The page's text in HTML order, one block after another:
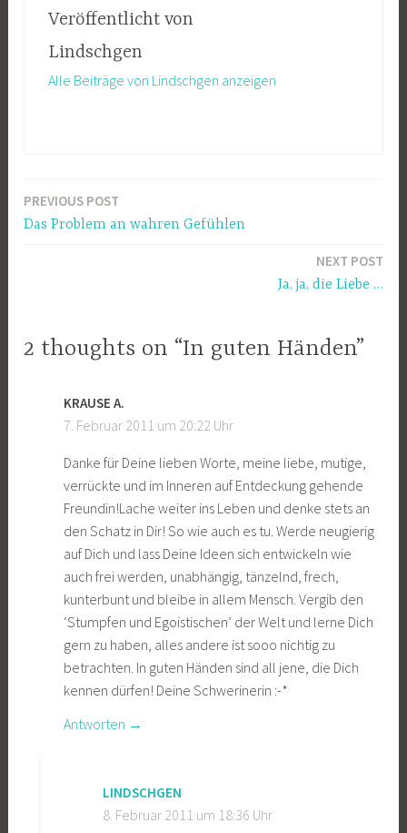
Veröffentlicht von
Lindschgen
Alle Beiträge von Lindschgen anzeigen
Beitragsnavigation
PREVIOUS POST
Das Problem an wahren Gefühlen
NEXT POST
Ja, ja, die Liebe …
2 thoughts on “In guten Händen”
KRAUSE A.
7. Februar 2011 um 20:22 Uhr
Danke für Deine lieben Worte, meine liebe, mutige,
verrückte und im Inneren auf Entdeckung gehende
Freundin!Lache weiter ins Leben und denke stets an
den Schatz in Dir! So wie auch es tu. Werde neugierig
auf Dich und lass Deine Ideen sich entwickeln wie
auch frei werden, unabhängig, tänzelnd, frech,
kunterbunt und bleibe in allem Mensch. Vergib den
‘Stumpfen und Egoistischen’ der Welt und lerne Dich
gern zu haben, alles andere ist sooo nichtig zu
betrachten. In guten Händen sind all jene, die Dich
kennen dürfen! Deine Schwerinerin :-*
Antworten
LINDSCHGEN
8. Februar 2011 um 18:36 Uhr